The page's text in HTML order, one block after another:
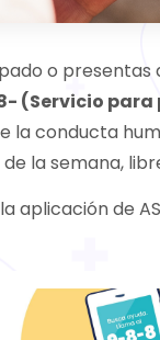
o
(Servicio
la conducta
la semana,
aplicación de